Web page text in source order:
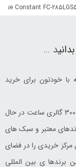
Constant FC-
د …
خودتون برای خرید
تصور کنید در فضای زیبای یک مرکز خرید با بیش از 3000 گالری ساعت در حال
معتبر و سبک های
خریدی را در فضای
برندها ی بین المللی